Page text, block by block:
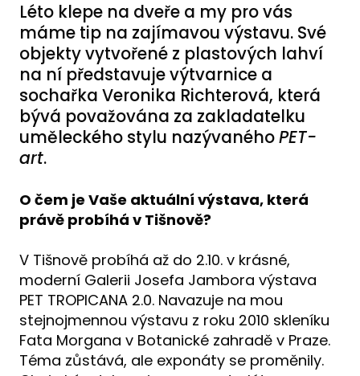
Léto klepe na dveře a my pro vás
máme tip na zajímavou výstavu. Své
objekty vytvořené z plastových lahví
na ní představuje výtvarnice a
sochařka Veronika Richterová, která
bývá považována za zakladatelku
uměleckého stylu nazývanéhoPET-
art.
O čem je Vaše aktuální výstava, která
právě probíhá v Tišnově?
V Tišnově probíhá až do 2.10. v krásné,
moderní Galerii Josefa Jambora výstava
PET TROPICANA 2.0. Navazuje na mou
stejnojmennou výstavu z roku 2010 skleníku
Fata Morgana v Botanické zahradě v Praze.
Téma zůstává, ale exponáty se proměnily.